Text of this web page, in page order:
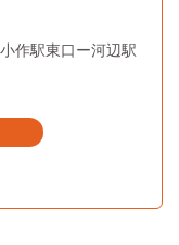
作駅東口ー河辺駅